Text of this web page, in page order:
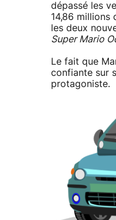
dépassé les
14,86 millions
les deux
Super Mario
Le fait que
confiante sur
protagoniste.